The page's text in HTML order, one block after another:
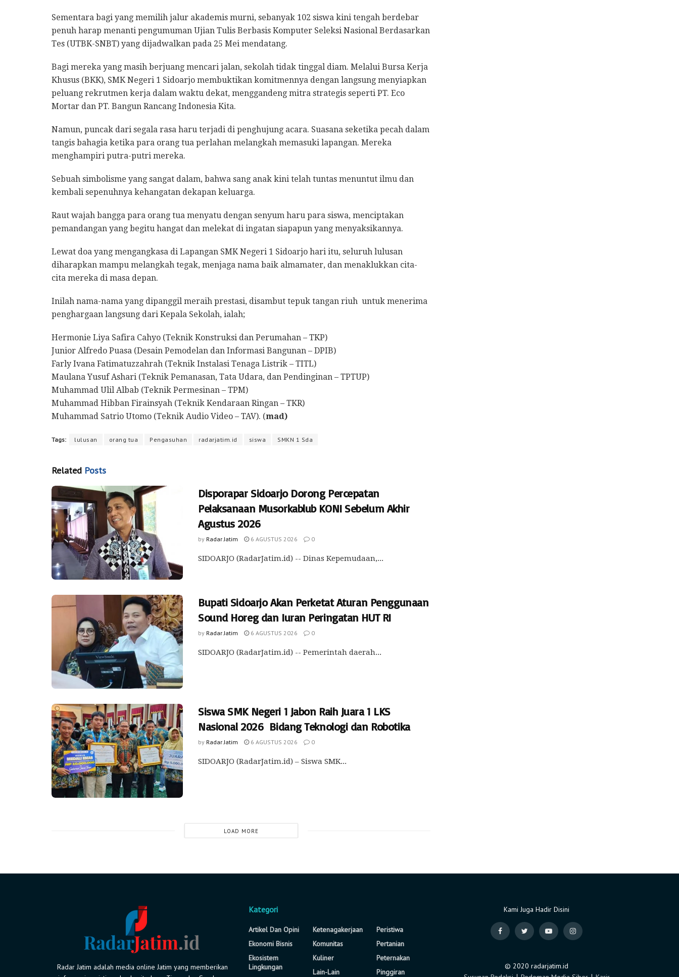
Sementara bagi yang memilih jalur akademis murni, sebanyak 102 siswa kini tengah berdebar
penuh harap menanti pengumuman Ujian Tulis Berbasis Komputer Seleksi Nasional Berdasarkan
Tes (UTBK-SNBT) yang dijadwalkan pada 25 Mei mendatang.
Bagi mereka yang masih berjuang mencari jalan, sekolah tidak tinggal diam. Melalui Bursa Kerja
Khusus (BKK), SMK Negeri 1 Sidoarjo membuktikan komitmennya dengan langsung menyiapkan
peluang rekrutmen kerja dalam waktu dekat, menggandeng mitra strategis seperti PT. Eco
Mortar dan PT. Bangun Rancang Indonesia Kita.
Namun, puncak dari segala rasa haru terjadi di penghujung acara. Suasana seketika pecah dalam
tangis bahagia ketika para orang tua perlahan melangkah memasuki lapangan. Mereka
menghampiri putra-putri mereka.
Sebuah simbolisme yang sangat dalam, bahwa sang anak kini telah tuntas menuntut ilmu dan
kembali sepenuhnya kehangatan dekapan keluarga.
Raut wajah bangga para orang tua menyatu dengan senyum haru para siswa, menciptakan
pemandangan yang begitu hangat dan melekat di ingatan siapapun yang menyaksikannya.
Lewat doa yang mengangkasa di Lapangan SMK Negeri 1 Sidoarjo hari itu, seluruh lulusan
diharapkan mampu melangkah tegak, menjaga nama baik almamater, dan menaklukkan cita-
cita mereka di masa depan.
Inilah nama-nama yang dipanggil meraih prestasi, disambut tepuk tangan riuh untuk menerima
penghargaan langsung dari Kepala Sekolah, ialah;
Hermonie Liya Safira Cahyo (Teknik Konstruksi dan Perumahan – TKP)
Junior Alfredo Puasa (Desain Pemodelan dan Informasi Bangunan – DPIB)
Farly Ivana Fatimatuzzahrah (Teknik Instalasi Tenaga Listrik – TITL)
Maulana Yusuf Ashari (Teknik Pemanasan, Tata Udara, dan Pendinginan – TPTUP)
Muhammad Ulil Albab (Teknik Permesinan – TPM)
Muhammad Hibban Firainsyah (Teknik Kendaraan Ringan – TKR)
Muhammad Satrio Utomo (Teknik Audio Video – TAV). (mad)
Tags: lulusan orang tua Pengasuhan radarjatim.id siswa SMKN 1 Sda
Related Posts
Disporapar Sidoarjo Dorong Percepatan
Pelaksanaan Musorkablub KONI Sebelum Akhir
Agustus 2026
by Radar Jatim 6 AGUSTUS 2026 0
SIDOARJO (RadarJatim.id) -- Dinas Kepemudaan,...
Bupati Sidoarjo Akan Perketat Aturan Penggunaan
Sound Horeg dan Iuran Peringatan HUT RI
by Radar Jatim 6 AGUSTUS 2026 0
SIDOARJO (RadarJatim.id) -- Pemerintah daerah...
Siswa SMK Negeri 1 Jabon Raih Juara 1 LKS
Nasional 2026 Bidang Teknologi dan Robotika
by Radar Jatim 6 AGUSTUS 2026 0
SIDOARJO (RadarJatim.id) – Siswa SMK...
LOAD MORE
Radar Jatim adalah media online Jatim yang memberikan
Kategori
Artikel Dan Opini
Ekonomi Bisnis
Ekosistem
Lingkungan
Ketenagakerjaan
Komunitas
Kuliner
Lain-Lain
Peristiwa
Pertanian
Peternakan
Pinggiran
Kami Juga Hadir Disini
© 2020 radarjatim.id